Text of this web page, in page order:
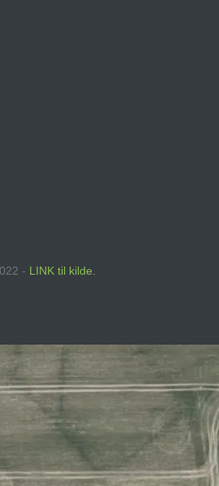
- LINK til kilde.